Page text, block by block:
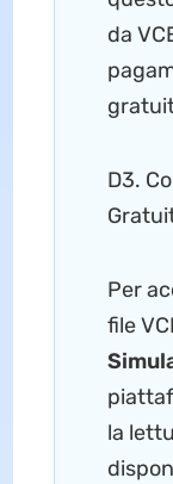
da
D3.
Per
file
la